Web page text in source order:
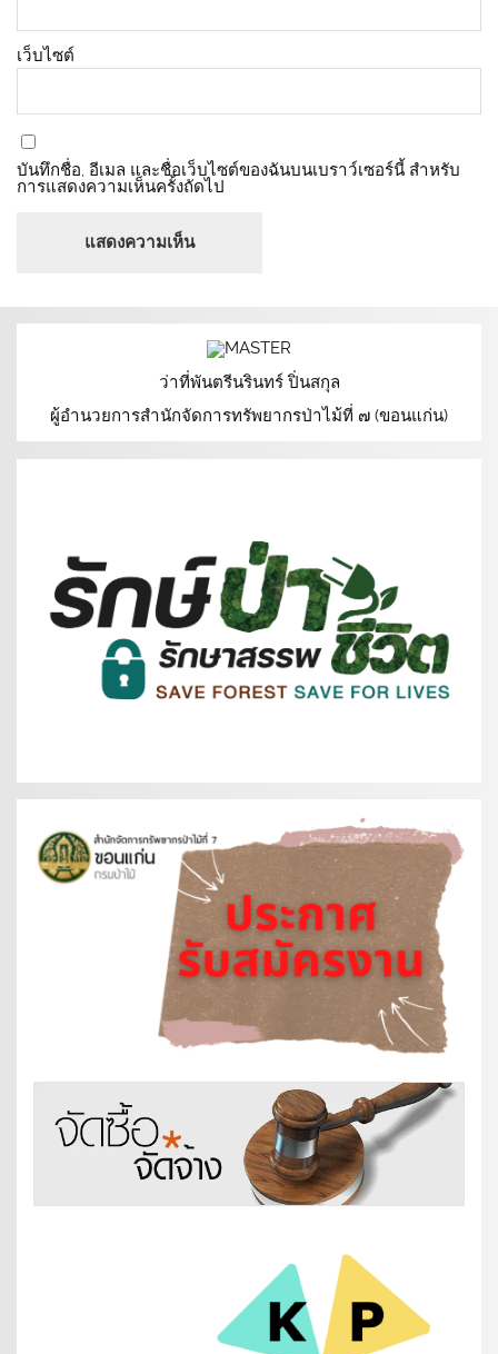
เว็บไซต์
บันทึกชื่อ, อีเมล และชื่อเว็บไซต์ของฉันบนเบราว์เซอร์นี้ สำหรับ
การแสดงความเห็นครั้งถัดไป
ว่าที่พันตรีนรินทร์ ปิ่นสกุล
ผู้อำนวยการสำนักจัดการทรัพยากรป่าไม้ที่ ๗ (ขอนแก่น)